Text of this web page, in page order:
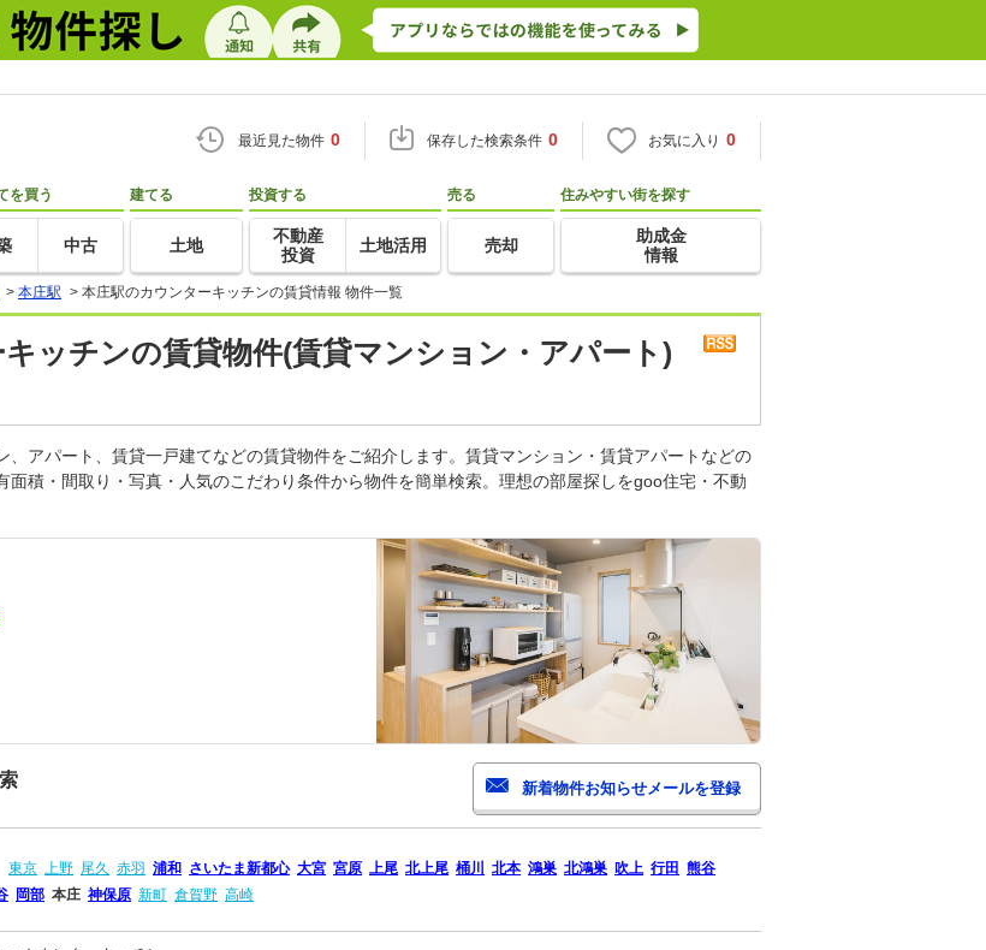
最近見た物件 0 保存した検索条件 0 お気に入り 0
を買う
中古
建てる
土地
投資する
不動産
投資
土地活用
売る
売却
住みやすい街を探す
助成金
情報
> 本庄駅 > 本庄駅のカウンターキッチンの賃貸情報 物件一覧
ッチンの賃貸物件(賃貸マンション・アパート)
アパート、賃貸一戸建てなどの賃貸物件をご紹介します。賃貸マンション・賃貸アパートなどの
積・間取り・写真・人気のこだわり条件から物件を簡単検索。理想の部屋探しをgoo住宅・不動
東京 上野 尾久 赤羽 浦和 さいたま新都心 大宮 宮原 上尾 北上尾 桶川 北本 鴻巣 北鴻巣 吹上 行田 熊谷
岡部 本庄 神保原 新町 倉賀野 高崎